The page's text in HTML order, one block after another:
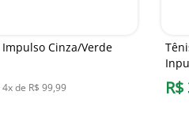
Cinza/Verde
4x de R$ 99,99 R$